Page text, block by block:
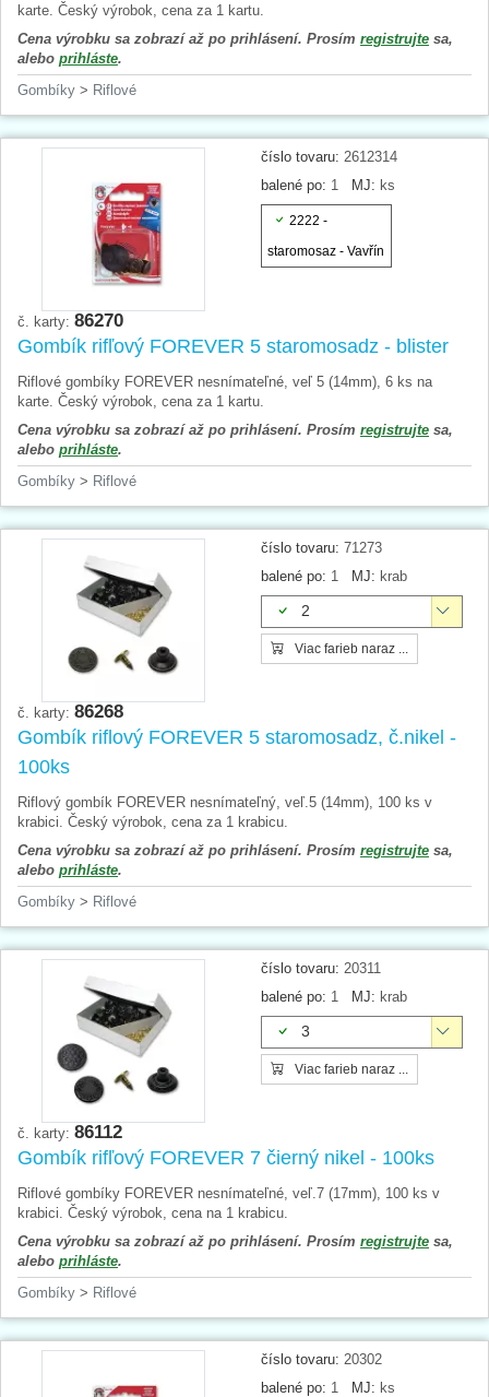
karte. Český výrobok, cena za 1 kartu.
Cena výrobku sa zobrazí až po prihlásení. Prosím registrujte sa,
alebo prihláste.
Gombíky > Riflové
číslo tovaru: 2612314
balené po: 1 MJ: ks
2222 -
staromosaz - Vavřín
č. karty: 86270
Gombík rifľový FOREVER 5 staromosadz - blister
Riflové gombíky FOREVER nesnímateľné, veľ 5 (14mm), 6 ks na
karte. Český výrobok, cena za 1 kartu.
Cena výrobku sa zobrazí až po prihlásení. Prosím registrujte sa,
alebo prihláste.
Gombíky > Riflové
číslo tovaru: 71273
balené po: 1 MJ: krab
2
Viac farieb naraz ...
č. karty: 86268
Gombík riflový FOREVER 5 staromosadz, č.nikel -
100ks
Riflový gombík FOREVER nesnímateľný, veľ.5 (14mm), 100 ks v
krabici. Český výrobok, cena za 1 krabicu.
Cena výrobku sa zobrazí až po prihlásení. Prosím registrujte sa,
alebo prihláste.
Gombíky > Riflové
číslo tovaru: 20311
balené po: 1 MJ: krab
3
Viac farieb naraz ...
č. karty: 86112
Gombík rifľový FOREVER 7 čierný nikel - 100ks
Riflové gombíky FOREVER nesnímateľné, veľ.7 (17mm), 100 ks v
krabici. Český výrobok, cena na 1 krabicu.
Cena výrobku sa zobrazí až po prihlásení. Prosím registrujte sa,
alebo prihláste.
Gombíky > Riflové
číslo tovaru: 20302
balené po: 1 MJ: ks